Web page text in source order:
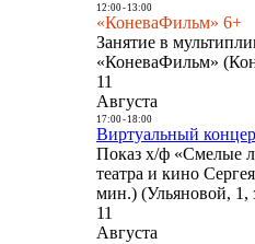
12:00- 13:00
«КоневаФильм» 6+
Занятие в
«КоневаФильм»
11
Августа
17:00- 18:00
Виртуальный
Показ х/ф «Смелые
театра и кино
мин.) (Ульяновой, 1,
11
Августа